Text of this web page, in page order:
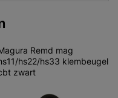
Remd mag
hs22/hs33 klembeugel
zwart